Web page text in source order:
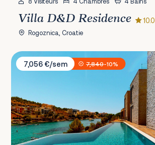
Villa D&D Residence 10.0
Rogoznica, Croatie
Villa Lavanda Primošten
7,056 €/sem
7,840-10%